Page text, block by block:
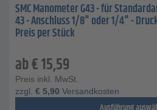
SMC Manometer G43 - für
43 - Anschluss 1/8" oder 1/4" -
Preis per Stück
ab€15,59
Preis inkl. MwSt.
zzgl. € 5,90 Versandkosten